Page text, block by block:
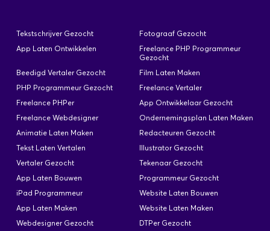
Tekstschrijver Gezocht
Fotograaf Gezocht
App Laten Ontwikkelen
Freelance PHP Programmeur
Gezocht
Beedigd Vertaler Gezocht
Film Laten Maken
PHP Programmeur Gezocht
Freelance Vertaler
Freelance PHPer
App Ontwikkelaar Gezocht
Freelance Webdesigner
Ondernemingsplan Laten Maken
Animatie Laten Maken
Redacteuren Gezocht
Tekst Laten Vertalen
Illustrator Gezocht
Vertaler Gezocht
Tekenaar Gezocht
App Laten Bouwen
Programmeur Gezocht
iPad Programmeur
Website Laten Bouwen
App Laten Maken
Website Laten Maken
Webdesigner Gezocht
DTPer Gezocht